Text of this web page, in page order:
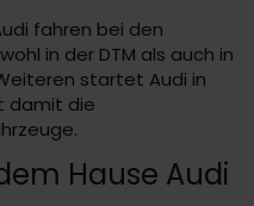
fahren bei den
in der DTM als auch in
startet Audi in
damit die
Hause Audi